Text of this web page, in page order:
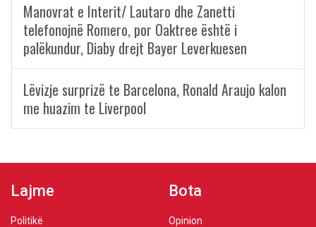
Manovrat e Interit/ Lautaro dhe Zanetti
telefonojnë Romero, por Oaktree është i
palëkundur, Diaby drejt Bayer Leverkuesen
Lëvizje surprizë te Barcelona, Ronald Araujo kalon
me huazim te Liverpool
Lajme
Politikë
Bota
Opinion